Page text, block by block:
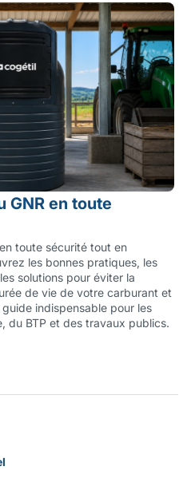
GNR en toute
toute sécurité tout en
les bonnes pratiques, les
solutions pour éviter la
de vie de votre carburant et
indispensable pour les
du BTP et des travaux publics.